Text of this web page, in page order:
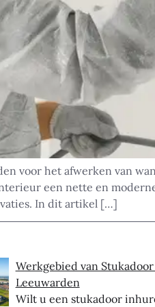
voor het afwerken van
een nette en
In dit artikel […]
Werkgebied van
Leeuwarden
Wilt u een stukadoor